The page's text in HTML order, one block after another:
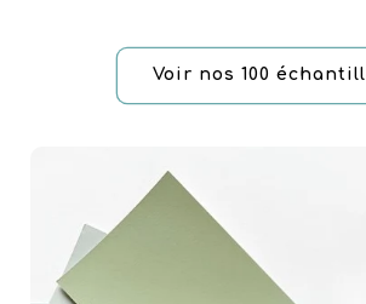
Voir nos 100